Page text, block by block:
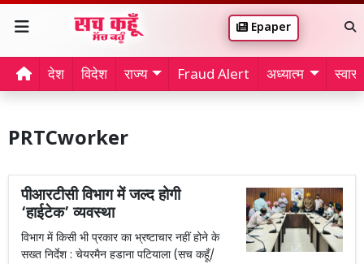
Epaper
देश विदेश राज्य Fraud Alert अध्यात्म
PRTCworker
पीआरटीसी विभाग में जल्द होगी
‘हाईटेक’ व्यवस्था
विभाग में किसी भी प्रकार का भ्रष्टाचार नहीं होने के
सख्त निर्देश : चेयरमैन हडाना पटियाला (सच कहूँ/